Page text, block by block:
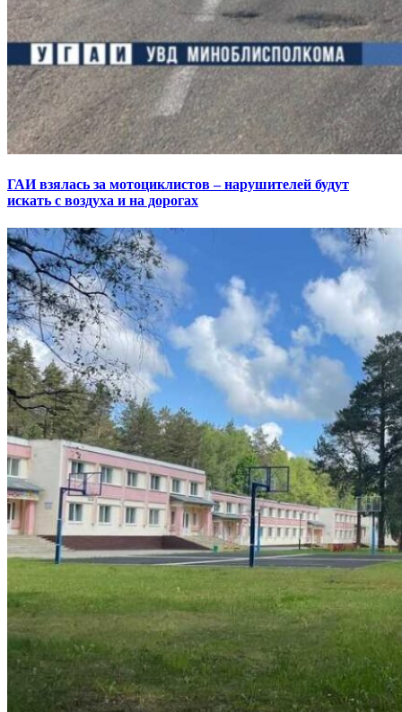
ГАИ взялась за мотоциклистов – нарушителей будут
искать с воздуха и на дорогах